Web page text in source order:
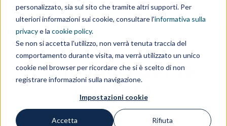
personalizzato, sia sul sito che tramite altri supporti. Per
ulteriori informazioni sui cookie, consultare l'informativa sulla
privacye la cookie policy.
Se non si accetta l'utilizzo, non verrà tenuta traccia del
comportamento durante visita, ma verrà utilizzato un unico
cookie nel browser per ricordare che si è scelto di non
registrare informazioni sulla navigazione.
Impostazioni cookie
Accetta Rifiuta
Contributi per le
imprese